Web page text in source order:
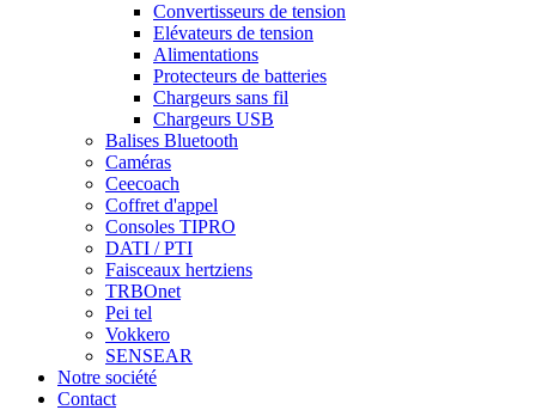
Convertisseurs de tension
Elévateurs de tension
Alimentations
Protecteurs de batteries
Chargeurs sans fil
Chargeurs USB
Balises Bluetooth
Caméras
Ceecoach
Coffret d'appel
Consoles TIPRO
DATI / PTI
Faisceaux hertziens
TRBOnet
Pei tel
Vokkero
SENSEAR
Notre société
Contact